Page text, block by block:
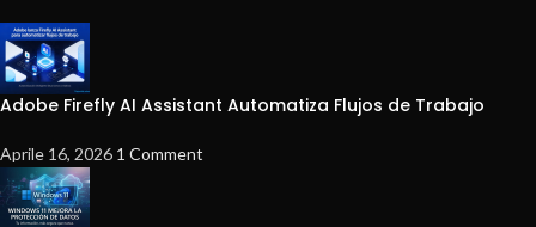
Adobe Firefly AI Assistant Automatiza Flujos de Trabajo
Aprile 16, 2026 1 Comment